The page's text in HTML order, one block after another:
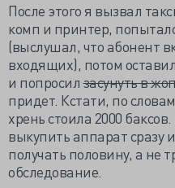
После этого я вызвал
комп и принтер,
(выслушал, что абонент
входящих), потом
и попросилзасунуть в
придет. Кстати, по
хрень стоила 2000
выкупить аппарат сразу
получать половину, а не
обследование.